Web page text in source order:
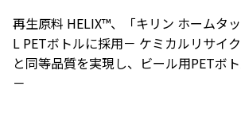
再生原料 HELIX™、「キリン ホームタ
L PETボトルに採用－ ケミカルリサイ
と同等品質を実現し、ビール用PETボ
－